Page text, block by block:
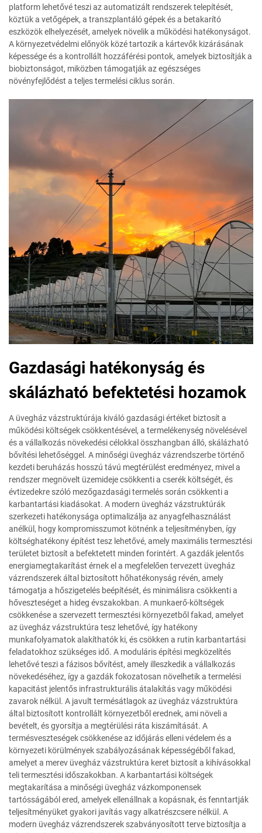
platform lehetővé teszi az automatizált rendszerek telepítését,
köztük a vetőgépek, a transzplantáló gépek és a betakarító
eszközök elhelyezését, amelyek növelik a működési hatékonyságot.
A környezetvédelmi előnyök közé tartozik a kártevők kizárásának
képessége és a kontrollált hozzáférési pontok, amelyek biztosítják a
biobiztonságot, miközben támogatják az egészséges
növényfejlődést a teljes termelési ciklus során.
Gazdasági hatékonyság és
skálázható befektetési hozamok
A üvegház vázstruktúrája kiváló gazdasági értéket biztosít a
működési költségek csökkentésével, a termelékenység növelésével
és a vállalkozás növekedési célokkal összhangban álló, skálázható
bővítési lehetőséggel. A minőségi üvegház vázrendszerbe történő
kezdeti beruházás hosszú távú megtérülést eredményez, mivel a
rendszer megnövelt üzemideje csökkenti a cserék költségét, és
évtizedekre szóló mezőgazdasági termelés során csökkenti a
karbantartási kiadásokat. A modern üvegház vázstruktúrák
szerkezeti hatékonysága optimalizálja az anyagfelhasználást
anélkül, hogy kompromisszumot kötnénk a teljesítményben, így
költséghatékony építést tesz lehetővé, amely maximális termesztési
területet biztosít a befektetett minden forintért. A gazdák jelentős
energiamegtakarítást érnek el a megfelelően tervezett üvegház
vázrendszerek által biztosított hőhatékonyság révén, amely
támogatja a hőszigetelés beépítését, és minimálisra csökkenti a
hőveszteséget a hideg évszakokban. A munkaerő-költségek
csökkenése a szervezett termesztési környezetből fakad, amelyet
az üvegház vázstruktúra tesz lehetővé, így hatékony
munkafolyamatok alakíthatók ki, és csökken a rutin karbantartási
feladatokhoz szükséges idő. A moduláris építési megközelítés
lehetővé teszi a fázisos bővítést, amely illeszkedik a vállalkozás
növekedéséhez, így a gazdák fokozatosan növelhetik a termelési
kapacitást jelentős infrastrukturális átalakítás vagy működési
zavarok nélkül. A javult termésátlagok az üvegház vázstruktúra
által biztosított kontrollált környezetből erednek, ami növeli a
bevételt, és gyorsítja a megtérülési ráta kiszámítását. A
termésveszteségek csökkenése az időjárás elleni védelem és a
környezeti körülmények szabályozásának képességéből fakad,
amelyet a merev üvegház vázstruktúra keret biztosít a kihívásokkal
teli termesztési időszakokban. A karbantartási költségek
megtakarítása a minőségi üvegház vázkomponensek
tartósságából ered, amelyek ellenállnak a kopásnak, és fenntartják
teljesítményüket gyakori javítás vagy alkatrészcsere nélkül. A
modern üvegház vázrendszerek szabványosított terve biztosítja a